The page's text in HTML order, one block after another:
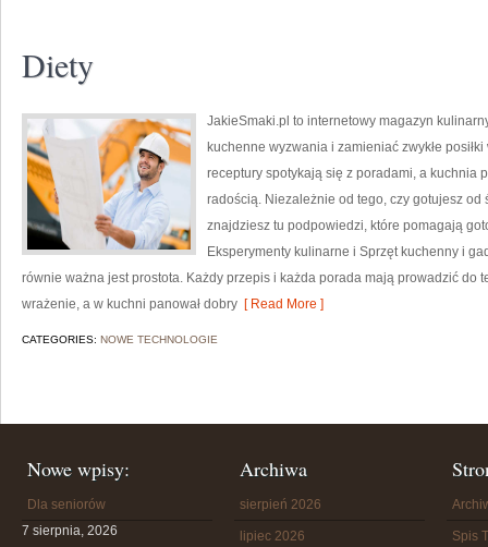
Diety
JakieSmaki.pl to internetowy magazyn
kuchenne wyzwania i zamieniać zwykłe
receptury spotykają się z poradami, a kuchnia
radością. Niezależnie od tego, czy gotujesz od
znajdziesz tu podpowiedzi, które pomagają
Eksperymenty kulinarne i Sprzęt kuchenny i
równie ważna jest prostota. Każdy przepis i każda porada mają prowadzić do
wrażenie, a w kuchni panował dobry [ Read More ]
CATEGORIES: NOWE TECHNOLOGIE
Nowe wpisy:
Dla seniorów
7 sierpnia, 2026
Archiwa
sierpień 2026
lipiec 2026 Spis